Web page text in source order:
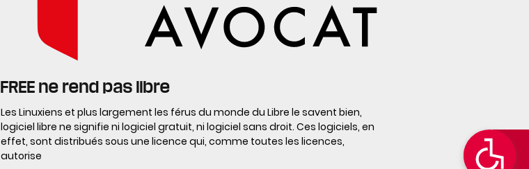
FREE ne rend pas libre
Les Linuxiens et plus largement les férus du monde du Libre le savent bien,
logiciel libre ne signifie ni logiciel gratuit, ni logiciel sans droit. Ces logiciels, en
effet, sont distribués sous une licence qui, comme toutes les licences,
autorise